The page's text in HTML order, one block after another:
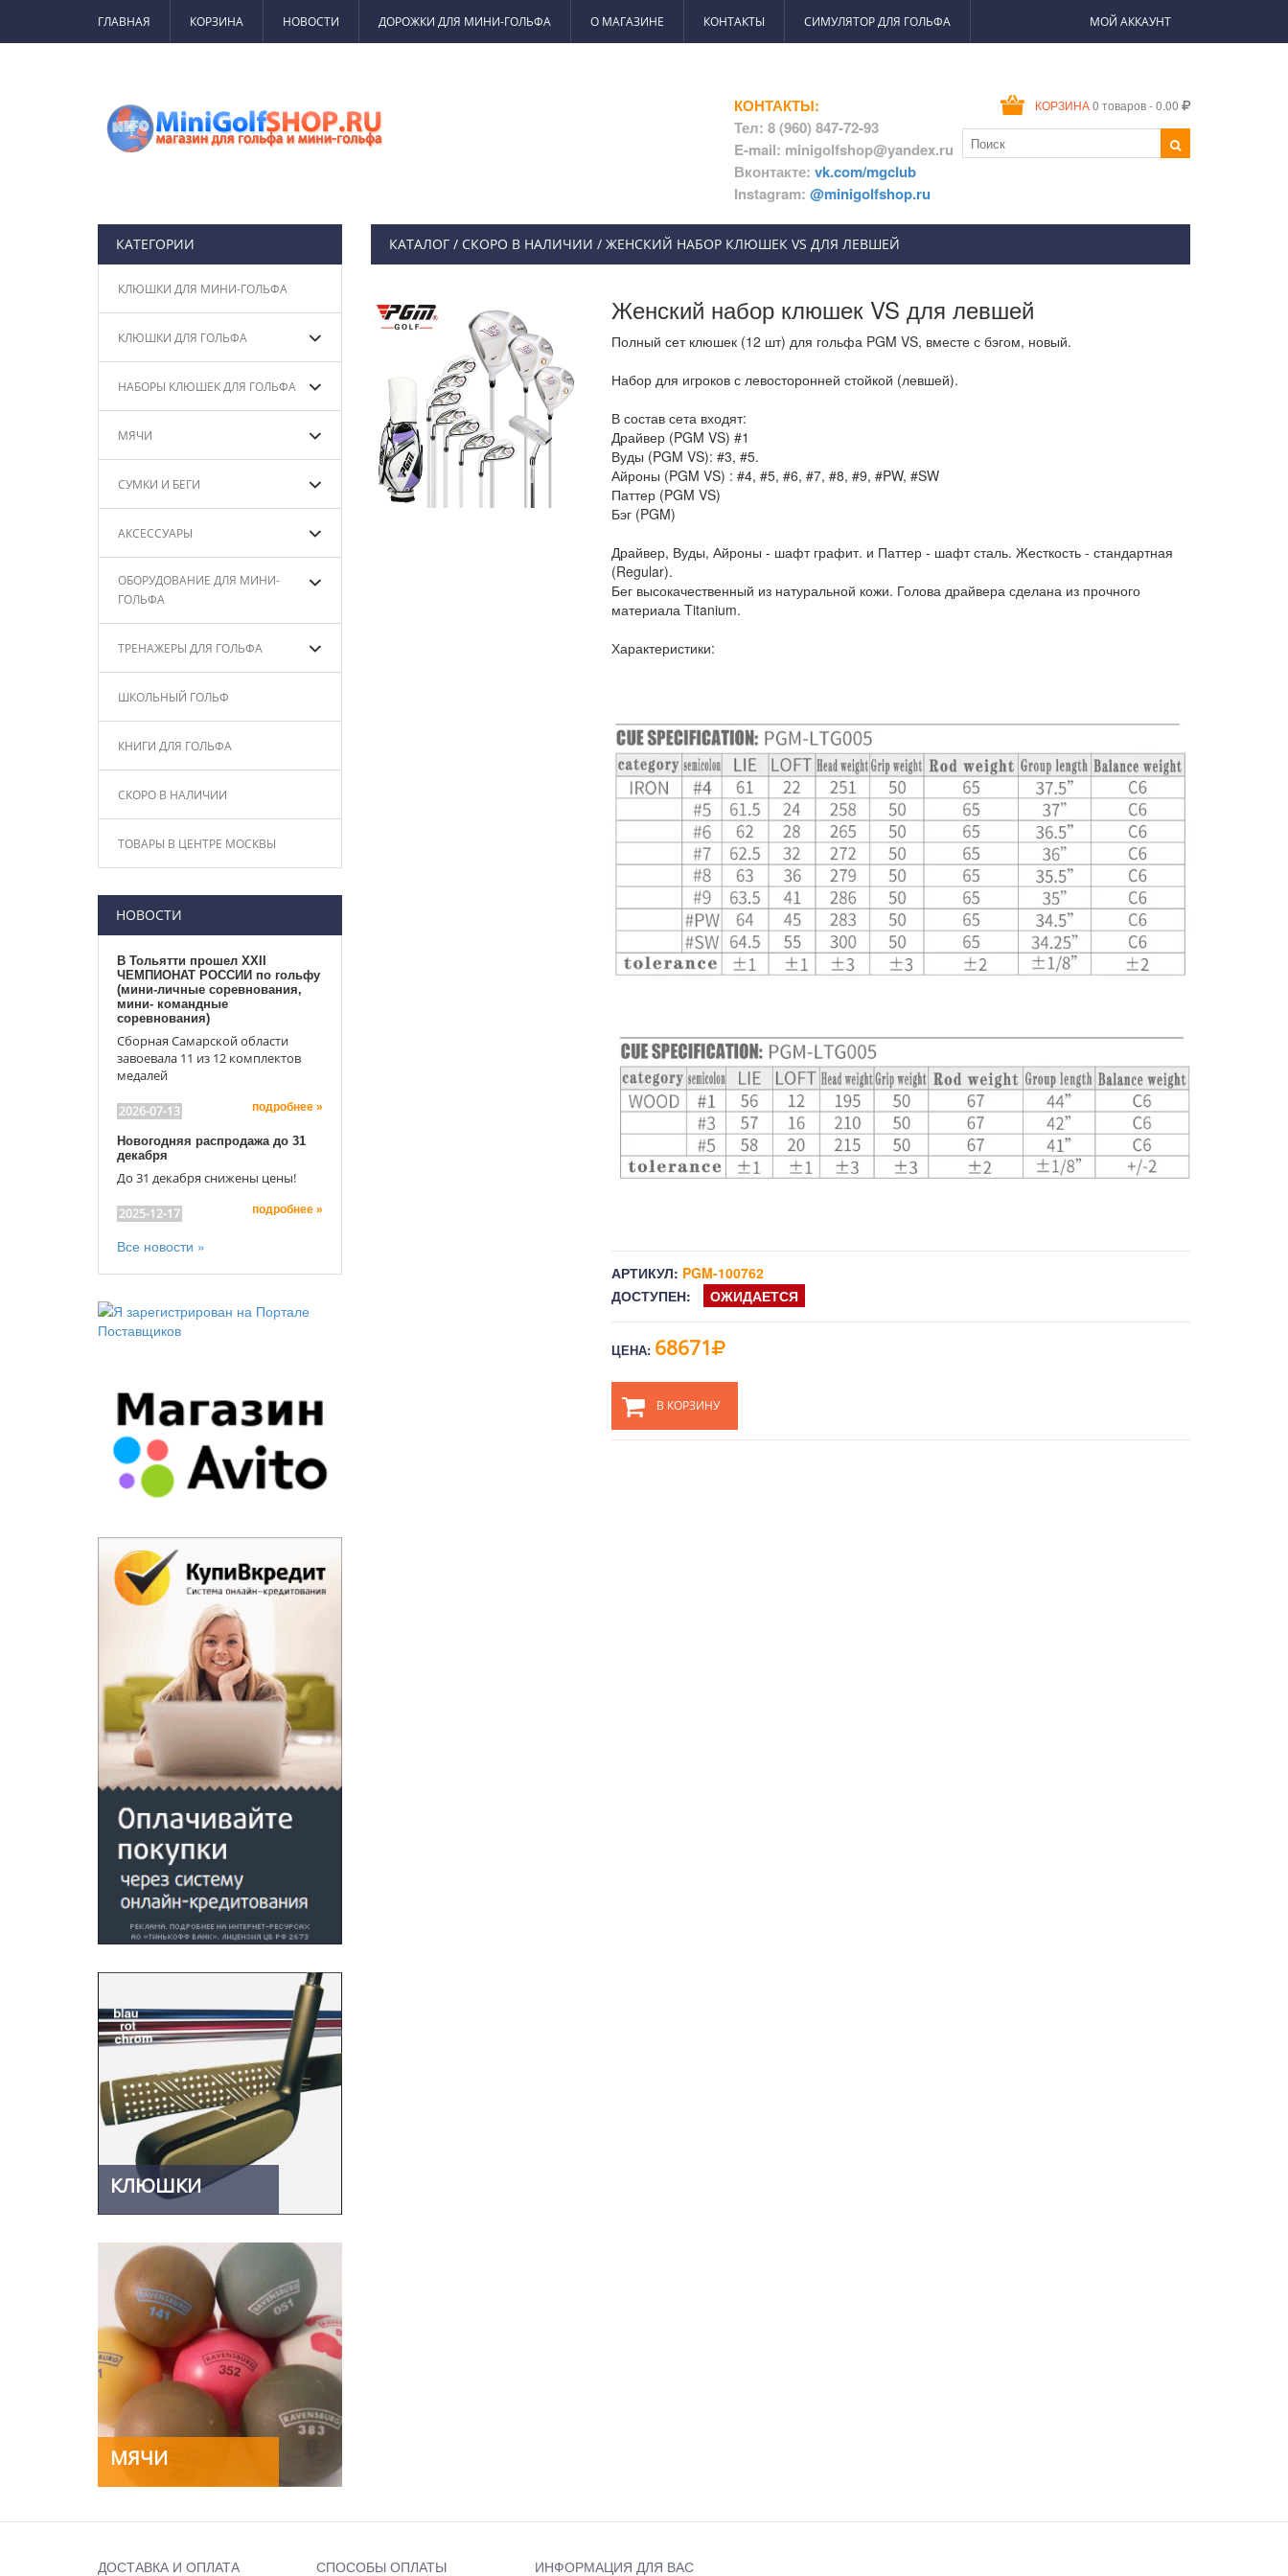
ГЛАВНАЯ КОРЗИНА НОВОСТИ ДОРОЖКИ ДЛЯ МИНИ-ГОЛЬФА О МАГАЗИНЕ КОНТАКТЫ СИМУЛЯТОР ДЛЯ ГОЛЬФА МОЙ АККАУНТ
КОРЗИНА 0 товаров - 0.00
КОНТАКТЫ:
Тел: 8 (960) 847-72-93
E-mail: minigolfshop@yandex.ru
Вконтакте: vk.com/mgclub
Instagram: @minigolfshop.ru
КАТЕГОРИИ
КЛЮШКИ ДЛЯ МИНИ-ГОЛЬФА
КЛЮШКИ ДЛЯ ГОЛЬФА
НАБОРЫ КЛЮШЕК ДЛЯ ГОЛЬФА
МЯЧИ
СУМКИ И БЕГИ
АКСЕССУАРЫ
ОБОРУДОВАНИЕ ДЛЯ МИНИ-
ГОЛЬФА
ТРЕНАЖЕРЫ ДЛЯ ГОЛЬФА
ШКОЛЬНЫЙ ГОЛЬФ
КНИГИ ДЛЯ ГОЛЬФА
СКОРО В НАЛИЧИИ
ТОВАРЫ В ЦЕНТРЕ МОСКВЫ
НОВОСТИ
В Тольятти прошел XXII
ЧЕМПИОНАТ РОССИИ по гольфу
(мини-личные соревнования,
мини- командные
соревнования)
Сборная Самарской области
завоевала 11 из 12 комплектов
медалей
2026-07-13 подробнее »
Новогодняя распродажа до 31
декабря
До 31 декабря снижены цены!
2025-12-17 подробнее »
Все новости »
КЛЮШКИ
МЯЧИ
КАТАЛОГ / СКОРО В НАЛИЧИИ / ЖЕНСКИЙ НАБОР КЛЮШЕК VS ДЛЯ ЛЕВШЕЙ
Женский набор клюшек VS для левшей
Полный сет клюшек (12 шт) для гольфа PGM VS, вместе с бэгом, новый.
Набор для игроков с левосторонней стойкой (левшей).
В состав сета входят:
Драйвер (PGM VS) #1
Вуды (PGM VS): #3, #5.
Айроны (PGM VS) : #4, #5, #6, #7, #8, #9, #PW, #SW
Паттер (PGM VS)
Бэг (PGM)
Драйвер, Вуды, Айроны - шафт графит. и Паттер - шафт сталь. Жесткость - стандартная
(Regular).
Бег высокачественный из натуральной кожи. Голова драйвера сделана из прочного
материала Titanium.
Характеристики:
АРТИКУЛ: PGM-100762
ДОСТУПЕН:
ОЖИДАЕТСЯ
ЦЕНА: 68671
В КОРЗИНУ
ДОСТАВКА И ОПЛАТА СПОСОБЫ ОПЛАТЫ ИНФОРМАЦИЯ ДЛЯ ВАС